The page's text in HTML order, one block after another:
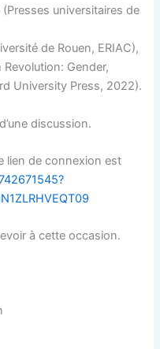
universitaires de
de Rouen, ERIAC),
Gender,
University Press, 2022).
discussion.
lien de connexion est
à cette occasion.